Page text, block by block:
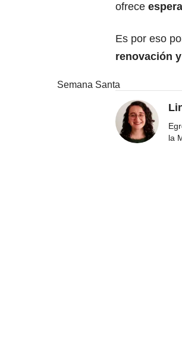
ofrece
Es por eso
renovación
Semana Santa
la